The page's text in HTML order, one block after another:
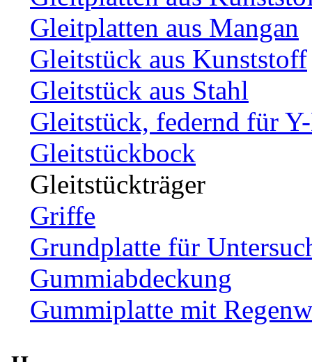
Gleitplatten aus Mangan
Gleitstück aus Kunststoff
Gleitstück aus Stahl
Gleitstück, federnd für
Gleitstückbock
Gleitstückträger
Griffe
Grundplatte für
Gummiabdeckung
Gummiplatte mit